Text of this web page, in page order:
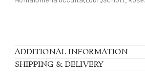
ADDITIONAL INFORMATION
SHIPPING & DELIVERY